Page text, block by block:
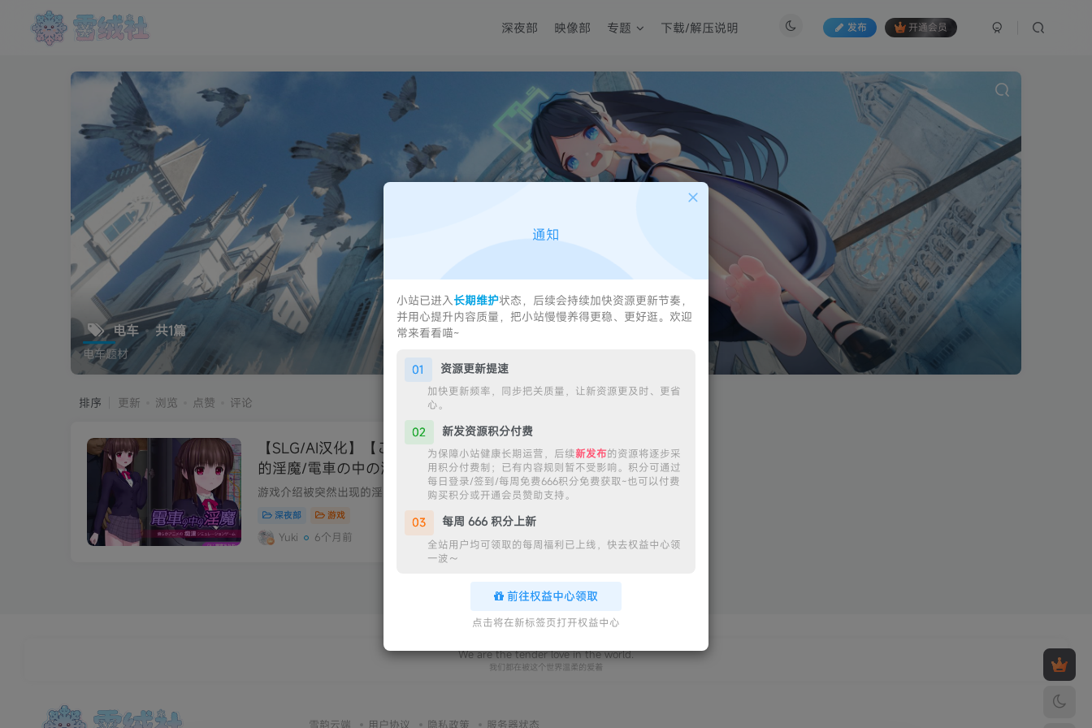
发布 开通会员
深夜部 映像部 专题 下载/解压说明
电车 共1篇
电车题材
排序 更新 浏览 点赞 评论
【SLG/AI汉化】【ごんごろごん】电车中
的淫魔/電車の中の淫魔【4.2GB】
游戏介绍被突然出现的淫魔引导，开始对憧憬的那位女孩实施痴○在电车上遇见的，憧憬的美少女。我平时只是看着她的样子，但终于忍不住触碰了她的身体。那天晚上，被出现的淫魔（萨库拉斯）蛊惑，...
深夜部 游戏
Yuki 6个月前 44 560 3
We are the tender love in the world.
我们都在被这个世界温柔的爱着
雪韵云端 用户协议 隐私政策 服务器状态
通知
小站已进入长期维护状态，后续会持续加快资源更新节奏，
并用心提升内容质量，把小站慢慢养得更稳、更好逛。欢迎
常来看看喵~
01 资源更新提速
加快更新频率，同步把关质量，让新资源更及时、更省
心。
02 新发资源积分付费
为保障小站健康长期运营，后续新发布的资源将逐步采
用积分付费制；已有内容规则暂不受影响。积分可通过
每日登录/签到/每周免费666积分免费获取~也可以付费
购买积分或开通会员赞助支持。
03 每周 666 积分上新
全站用户均可领取的每周福利已上线，快去权益中心领
一波～
前往权益中心领取
点击将在新标签页打开权益中心